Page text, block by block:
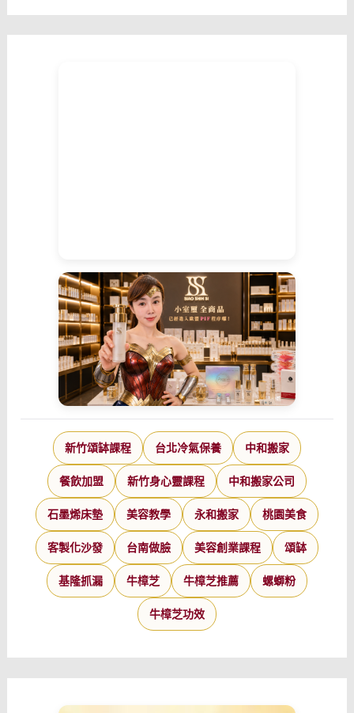
不
說
新竹頌缽課程 台北冷氣保養 中和搬家
餐飲加盟 新竹身心靈課程 中和搬家公司
石墨烯床墊 美容教學 永和搬家 桃園美食
客製化沙發 台南做臉 美容創業課程 頌缽
基隆抓漏 牛樟芝 牛樟芝推薦 螺螄粉
牛樟芝功效